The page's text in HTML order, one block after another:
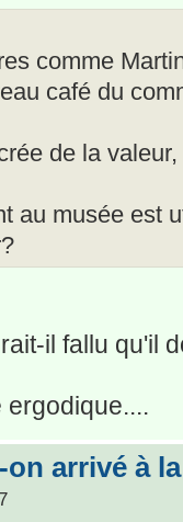
comme
café du
de la
au musée est
il fallu qu'il
ergodique....
arrivé à